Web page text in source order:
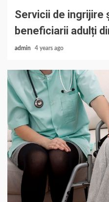
Servicii de ingrijire
beneficiarii adulți
admin 4 years ago